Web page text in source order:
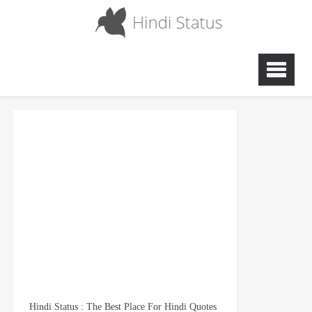
Hindi Status : The Best Place For Hindi Quotes